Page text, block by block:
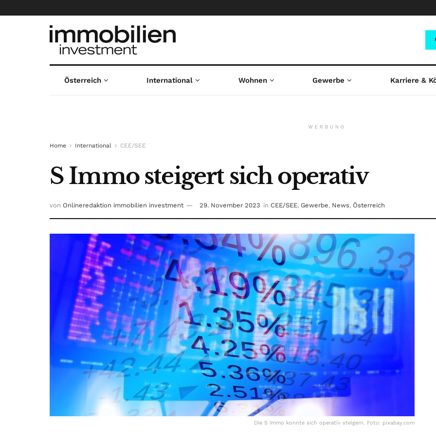
Österreich International Wohnen Gewerbe Karriere &
WERBUNG
Home International CEE/SEE
S Immo steigert sich operativ
von Onlineredaktion immobilien investment 29. November 2023 in CEE/SEE, Gewerbe, News, Österreich
Die S Immo konnte sich operativ steigern. Foto: pixabay.com